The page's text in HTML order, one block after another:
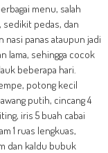
menu, salah
sedikit pedas, dan
nasi panas ataupun jadi
lama, sehingga cocok
beberapa hari.
potong kecil
putih, cincang 4
iris 5 buah cabai
1 ruas lengkuas,
dan kaldu bubuk